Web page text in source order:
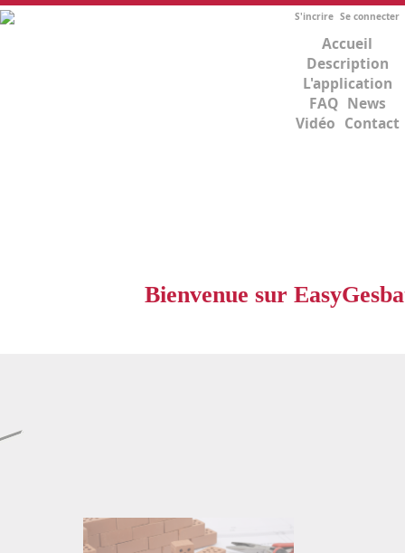
Bienvenue sur
S'incrire Se connecter
Accueil
Description
L'application
FAQ News
Vidéo Contact